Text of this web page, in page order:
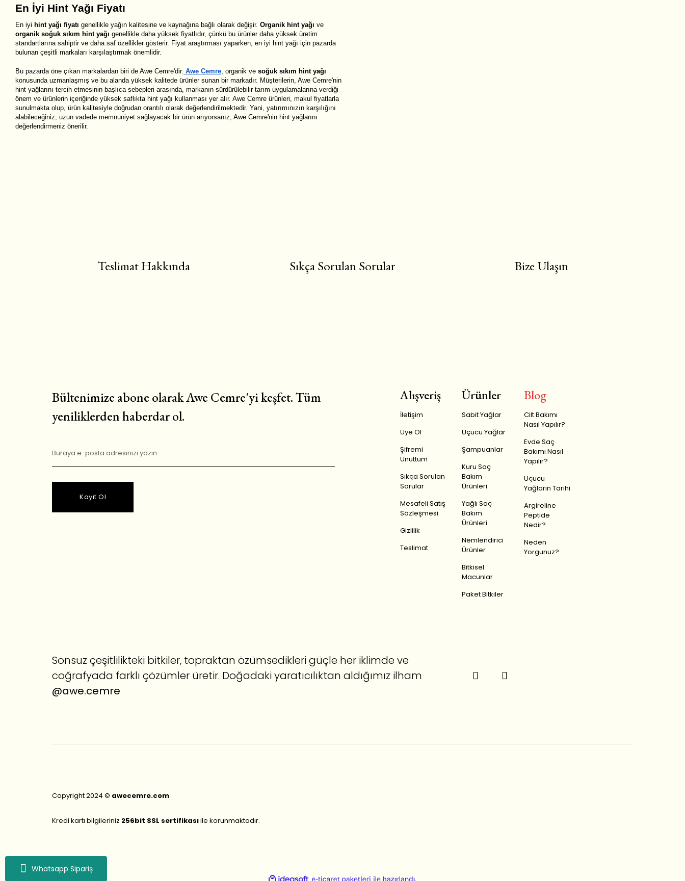
Whatsapp Sipariş
En İyi Hint Yağı Fiyatı
En iyi hint yağı fiyatı genellikle yağın kalitesine ve kaynağına bağlı olarak değişir. Organik hint yağı ve
organik soğuk sıkım hint yağı genellikle daha yüksek fiyatlıdır, çünkü bu ürünler daha yüksek üretim
standartlarına sahiptir ve daha saf özellikler gösterir. Fiyat araştırması yaparken, en iyi hint yağı için pazarda
bulunan çeşitli markaları karşılaştırmak önemlidir.
Bu pazarda öne çıkan markalardan biri de Awe Cemre'dir. Awe Cemre , organik ve soğuk sıkım hint yağı
konusunda uzmanlaşmış ve bu alanda yüksek kalitede ürünler sunan bir markadır. Müşterilerin, Awe Cemre'nin
hint yağlarını tercih etmesinin başlıca sebepleri arasında, markanın sürdürülebilir tarım uygulamalarına verdiği
önem ve ürünlerin içeriğinde yüksek saflıkta hint yağı kullanması yer alır. Awe Cemre ürünleri, makul fiyatlarla
sunulmakta olup, ürün kalitesiyle doğrudan orantılı olarak değerlendirilmektedir. Yani, yatırımınızın karşılığını
alabileceğiniz, uzun vadede memnuniyet sağlayacak bir ürün arıyorsanız, Awe Cemre'nin hint yağlarını
değerlendirmeniz önerilir.
Teslimat Hakkında Sıkça Sorulan Sorular Bize Ulaşın
Bültenimize abone olarak Awe Cemre'yi keşfet. Tüm
yeniliklerden haberdar ol.
Kayıt Ol
Alışveriş
İletişim
Üye Ol
Şifremi
Unuttum
Sıkça Sorulan
Sorular
Mesafeli Satış
Sözleşmesi
Gizlilik
Teslimat
Ürünler
Sabit Yağlar
Uçucu Yağlar
Şampuanlar
Kuru Saç
Bakım
Ürünleri
Yağlı Saç
Bakım
Ürünleri
Nemlendirici
Ürünler
Bitkisel
Macunlar
Paket Bitkiler
Blog
Cilt Bakımı
Nasıl Yapılır?
Evde Saç
Bakımı Nasıl
Yapılır?
Uçucu
Yağların Tarihi
Argireline
Peptide
Nedir?
Neden
Yorgunuz?
Sonsuz çeşitlilikteki bitkiler, topraktan özümsedikleri güçle her iklimde ve
coğrafyada farklı çözümler üretir. Doğadaki yaratıcılıktan aldığımız ilham
@awe.cemre
Copyright 2024 © awecemre.com
Kredi kartı bilgileriniz 256bit SSL sertifikasıile korunmaktadır.
ideasoft e-